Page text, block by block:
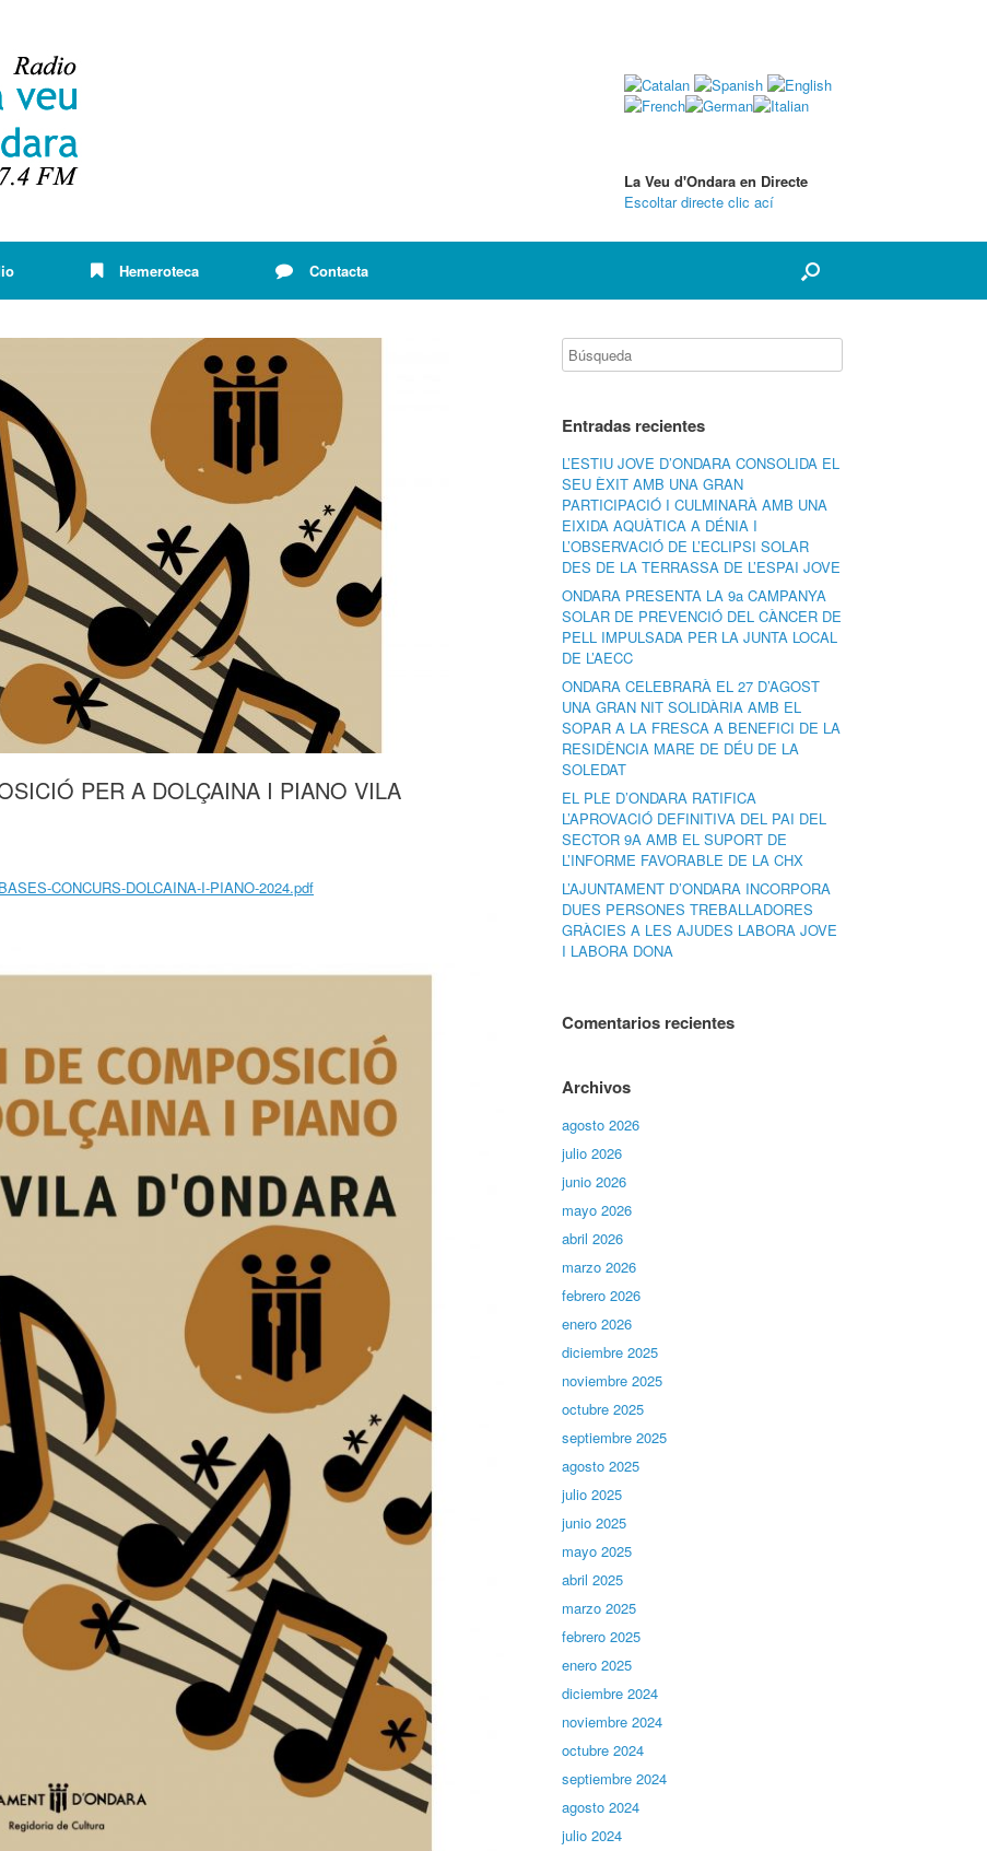
La Veu d'Ondara en Directe
Escoltar directe clic ací
Hemeroteca Contacta
PER A DOLÇAINA I PIANO VILA
CONCURS-DOLCAINA-I-PIANO-2024.pdf
Entradas recientes
L’ESTIU JOVE D’ONDARA CONSOLIDA EL
SEU ÈXIT AMB UNA GRAN
PARTICIPACIÓ I CULMINARÀ AMB UNA
EIXIDA AQUÀTICA A DÉNIA I
L’OBSERVACIÓ DE L’ECLIPSI SOLAR
DES DE LA TERRASSA DE L’ESPAI JOVE
ONDARA PRESENTA LA 9a CAMPANYA
SOLAR DE PREVENCIÓ DEL CÀNCER DE
PELL IMPULSADA PER LA JUNTA LOCAL
DE L’AECC
ONDARA CELEBRARÀ EL 27 D’AGOST
UNA GRAN NIT SOLIDÀRIA AMB EL
SOPAR A LA FRESCA A BENEFICI DE LA
RESIDÈNCIA MARE DE DÉU DE LA
SOLEDAT
EL PLE D’ONDARA RATIFICA
L’APROVACIÓ DEFINITIVA DEL PAI DEL
SECTOR 9A AMB EL SUPORT DE
L’INFORME FAVORABLE DE LA CHX
L’AJUNTAMENT D’ONDARA INCORPORA
DUES PERSONES TREBALLADORES
GRÀCIES A LES AJUDES LABORA JOVE
I LABORA DONA
Comentarios recientes
Archivos
agosto 2026
julio 2026
junio 2026
mayo 2026
abril 2026
marzo 2026
febrero 2026
enero 2026
diciembre 2025
noviembre 2025
octubre 2025
septiembre 2025
agosto 2025
julio 2025
junio 2025
mayo 2025
abril 2025
marzo 2025
febrero 2025
enero 2025
diciembre 2024
noviembre 2024
octubre 2024
septiembre 2024
agosto 2024
julio 2024